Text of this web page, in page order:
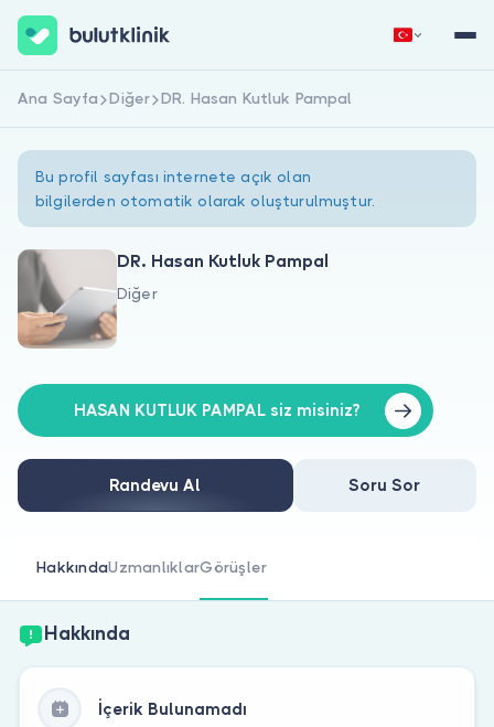
Hakkımızda
Doktorlar için
Doktor musunuz?
Hemen Kaydol Giriş Yap
Ana Sayfa Diğer DR. Hasan Kutluk Pampal
Bu profil sayfası internete açık olan
bilgilerden otomatik olarak oluşturulmuştur.
DR. Hasan Kutluk Pampal
Diğer
HASAN KUTLUK PAMPAL siz misiniz?
Randevu Al Soru Sor
HakkındaUzmanlıklarGörüşler
Hakkında
İçerik Bulunamadı